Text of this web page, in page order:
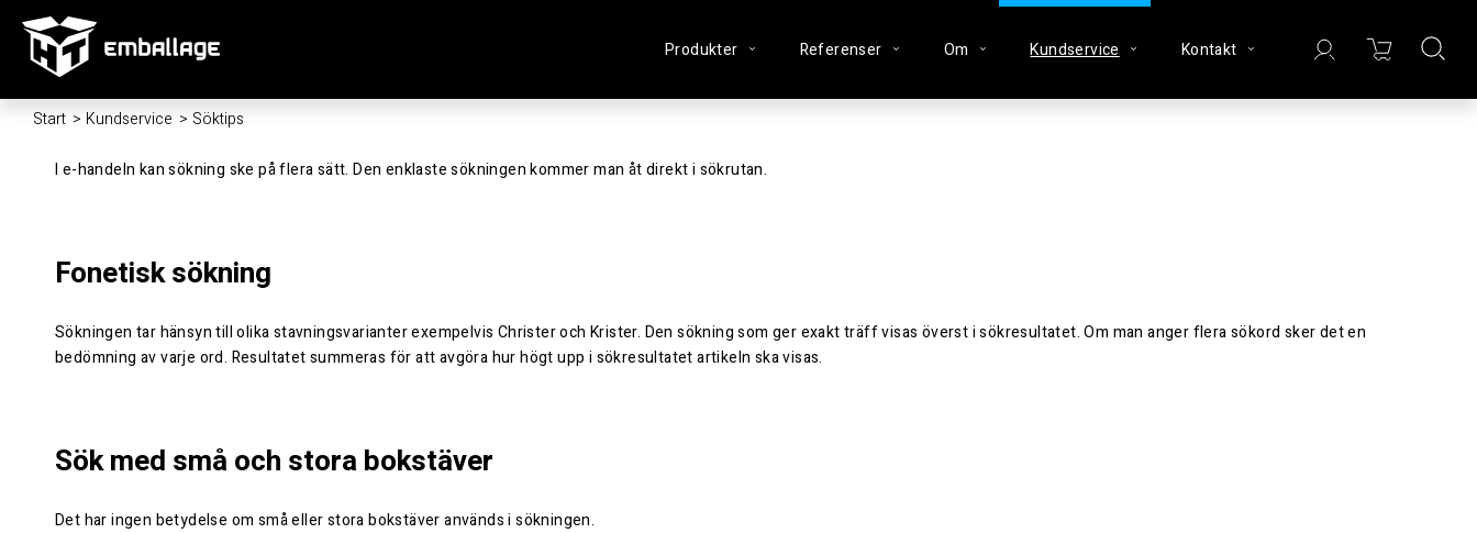
Produkter Referenser Om Kundservice Kontakt
Start / Kundservice / Söktips
I e-handeln kan sökning ske på flera sätt. Den enklaste sökningen kommer man åt direkt i sökrutan.
Fonetisk sökning
Sökningen tar hänsyn till olika stavningsvarianter exempelvis Christer och Krister. Den sökning som ger exakt träff visas överst i sökresultatet. Om man anger flera sökord sker det en
bedömning av varje ord. Resultatet summeras för att avgöra hur högt upp i sökresultatet artikeln ska visas.
Sök med små och stora bokstäver
Det har ingen betydelse om små eller stora bokstäver används i sökningen.